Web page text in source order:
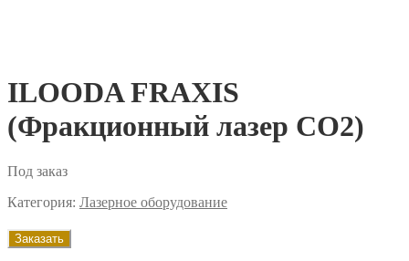
ILOODA FRAXIS
(Фракционный лазер CO2)
Под заказ
Категория: Лазерное оборудование
Заказать